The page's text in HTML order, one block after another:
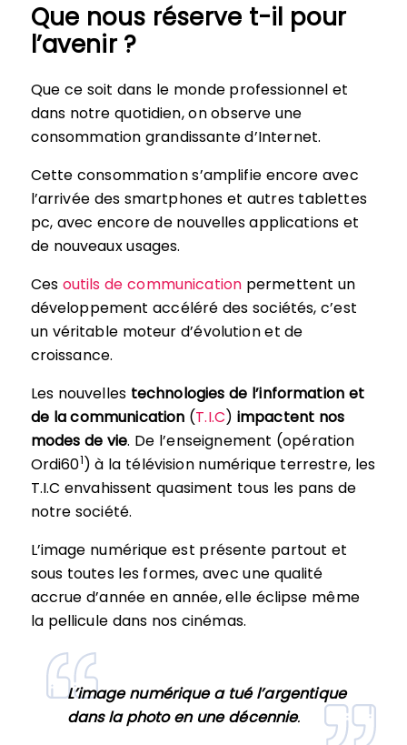
Que nous réserve t-il pour
l’avenir ?
Que ce soit dans le monde professionnel et
dans notre quotidien, on observe une
consommation grandissante d’Internet.
Cette consommation s’amplifie encore avec
l’arrivée des smartphones et autres tablettes
pc, avec encore de nouvelles applications et
de nouveaux usages.
Ces outils de communication permettent un
développement accéléré des sociétés, c’est
un véritable moteur d’évolution et de
croissance.
Les nouvelles technologies de l’information et
de la communication (T.I.C) impactent nos
modes de vie. De l’enseignement (opération
Ordi601) à la télévision numérique terrestre, les
T.I.C envahissent quasiment tous les pans de
notre société.
L’image numérique est présente partout et
sous toutes les formes, avec une qualité
accrue d’année en année, elle éclipse même
la pellicule dans nos cinémas.
L’image numérique a tué l’argentique
dans la photo en une décennie.